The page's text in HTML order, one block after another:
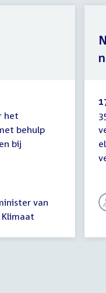
het
behulp
bij
van
Klimaat